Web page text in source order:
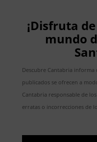
¡Disfruta
mundo
Descubre Cantabria
publicados se ofrecen a
Cantabria responsable de
erratas o incorrecciones de